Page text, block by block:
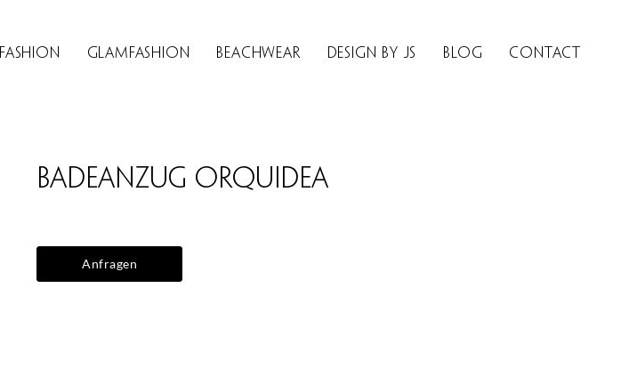
Fashion Glamfashion Beachwear Design by JS BLOG Contact
Badeanzug Orquidea
Anfragen